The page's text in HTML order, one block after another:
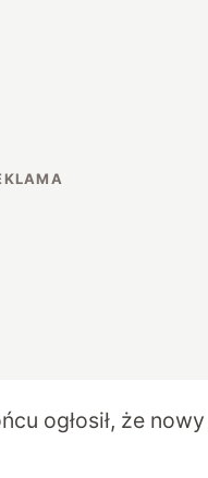
ogłosił, że